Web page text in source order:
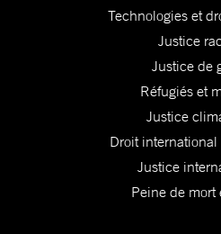
Technologies et
Justice
Justice de
Réfugiés et
Justice
Droit
Justice
Peine de mort